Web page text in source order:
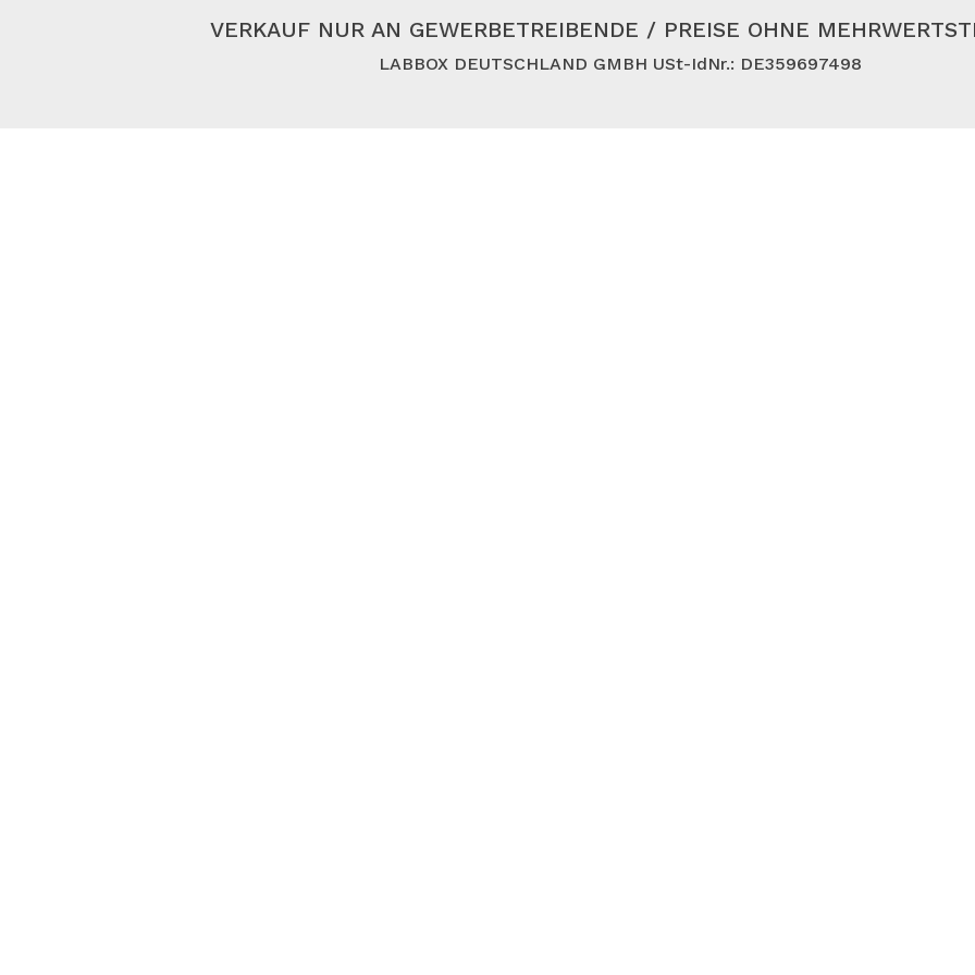
VERKAUF NUR AN GEWERBETREIBENDE / PREISE OHNE
LABBOX DEUTSCHLAND GMBH USt-IdNr.: DE359697498